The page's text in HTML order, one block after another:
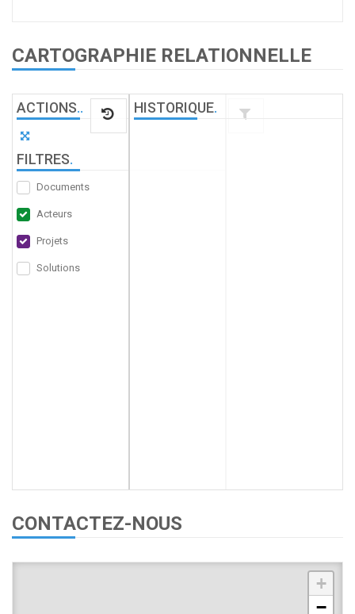
CARTOGRAPHIE RELATIONNELLE
ACTIONS..
FILTRES.
Documents
Acteurs
Projets
Solutions
HISTORIQUE.
CONTACTEZ-NOUS
+
−